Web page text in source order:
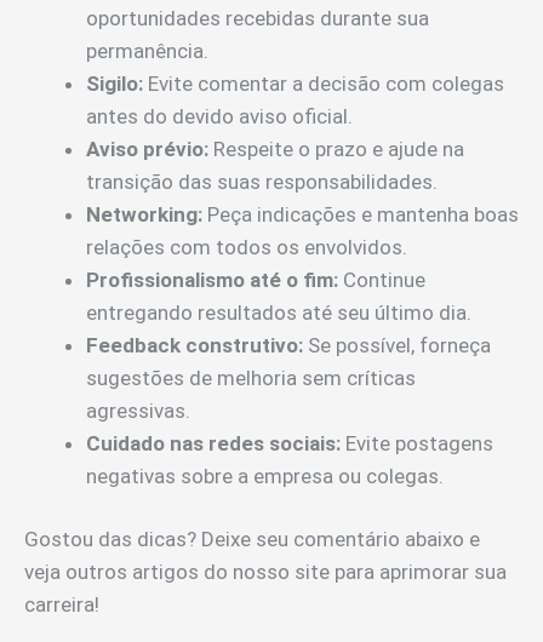
oportunidades recebidas durante sua
permanência.
Sigilo: Evite comentar a decisão com colegas
antes do devido aviso oficial.
Aviso prévio: Respeite o prazo e ajude na
transição das suas responsabilidades.
Networking: Peça indicações e mantenha boas
relações com todos os envolvidos.
Profissionalismo até o fim: Continue
entregando resultados até seu último dia.
Feedback construtivo: Se possível, forneça
sugestões de melhoria sem críticas
agressivas.
Cuidado nas redes sociais: Evite postagens
negativas sobre a empresa ou colegas.
Gostou das dicas? Deixe seu comentário abaixo e
veja outros artigos do nosso site para aprimorar sua
carreira!